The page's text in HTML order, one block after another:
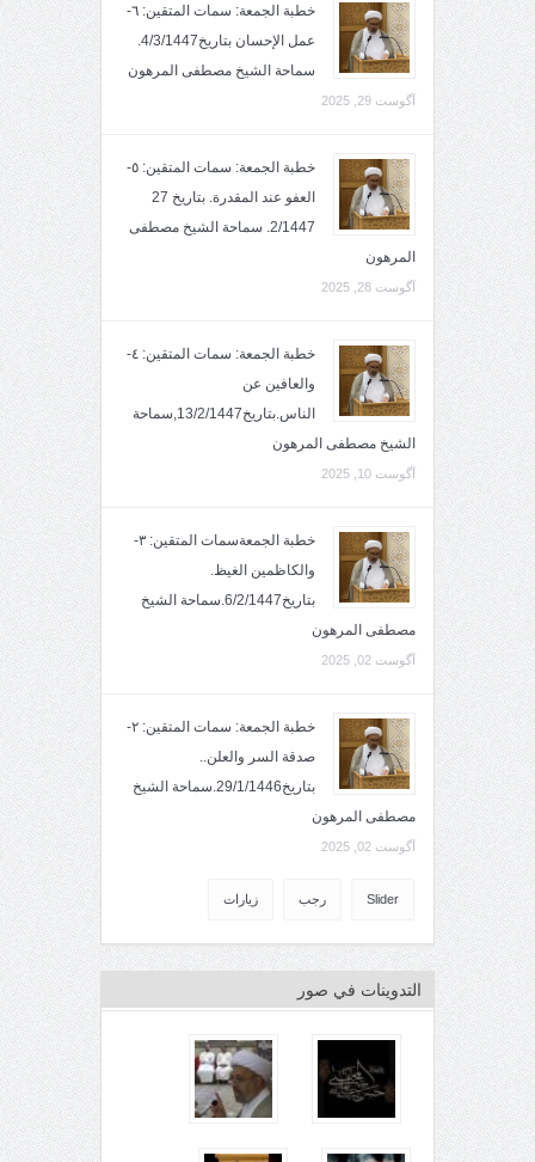
خطبة الجمعة: سمات المتقين: ٦-
عمل الإحسان بتاريخ4/3/1447.
سماحة الشيخ مصطفى المرهون
آگوست 29, 2025
خطبة الجمعة: سمات المتقين: ٥-
العفو عند المقدرة. بتاريخ 27
2/1447. سماحة الشيخ مصطفى
المرهون
آگوست 28, 2025
خطبة الجمعة: سمات المتقين: ٤-
والعافين عن
الناس.بتاريخ13/2/1447,سماحة
الشيخ مصطفى المرهون
آگوست 10, 2025
خطبة الجمعةسمات المتقين: ٣-
والكاظمين الغيظ.
بتاريخ6/2/1447.سماحة الشيخ
مصطفى المرهون
آگوست 02, 2025
خطبة الجمعة: سمات المتقين: ٢-
صدقة السر والعلن..
بتاريخ29/1/1446.سماحة الشيخ
مصطفى المرهون
آگوست 02, 2025
Slider رجب زيارات
التدوينات في صور